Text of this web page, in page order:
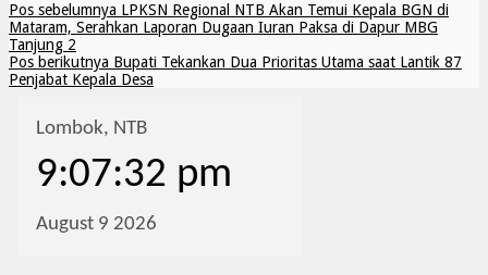
Pos sebelumnya LPKSN Regional NTB Akan Temui Kepala BGN di
Mataram, Serahkan Laporan Dugaan Iuran Paksa di Dapur MBG
Tanjung 2
Pos berikutnya Bupati Tekankan Dua Prioritas Utama saat Lantik 87
Penjabat Kepala Desa